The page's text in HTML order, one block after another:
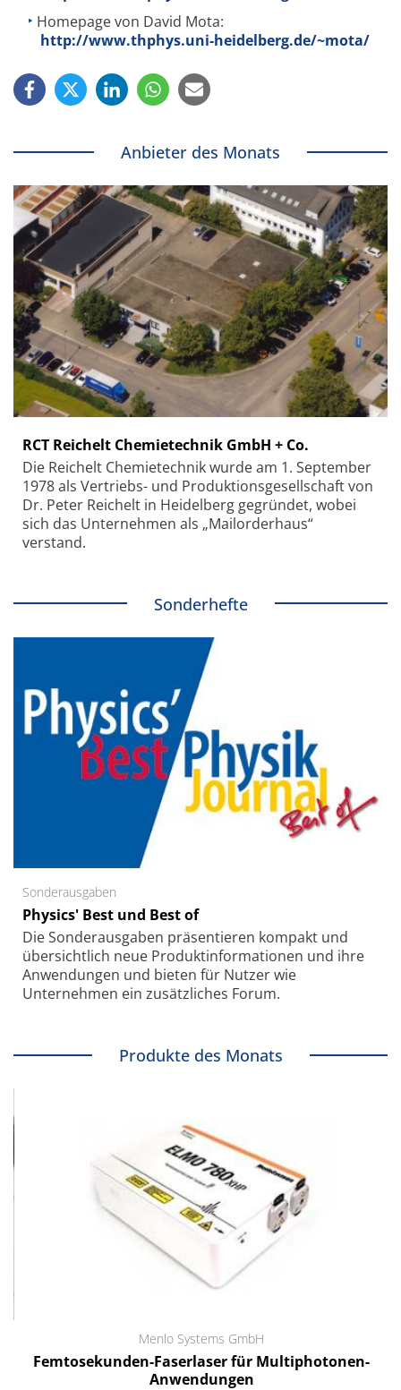
Homepage von David Mota:
http://www.thphys.uni-heidelberg.de/~mota/
Anbieter des Monats
RCT Reichelt Chemietechnik GmbH + Co.
Die Reichelt Chemietechnik wurde am 1. September
1978 als Vertriebs- und Produktionsgesellschaft von
Dr. Peter Reichelt in Heidelberg gegründet, wobei
sich das Unternehmen als „Mailorderhaus“
verstand.
Sonderhefte
Sonderausgaben
Physics' Best und Best of
Die Sonder­ausgaben präsentieren kompakt und
übersichtlich neue Produkt­informationen und ihre
Anwendungen und bieten für Nutzer wie
Unternehmen ein zusätzliches Forum.
Produkte des Monats
Menlo Systems GmbH
Femtosekunden-Faserlaser für Multiphotonen-
Anwendungen